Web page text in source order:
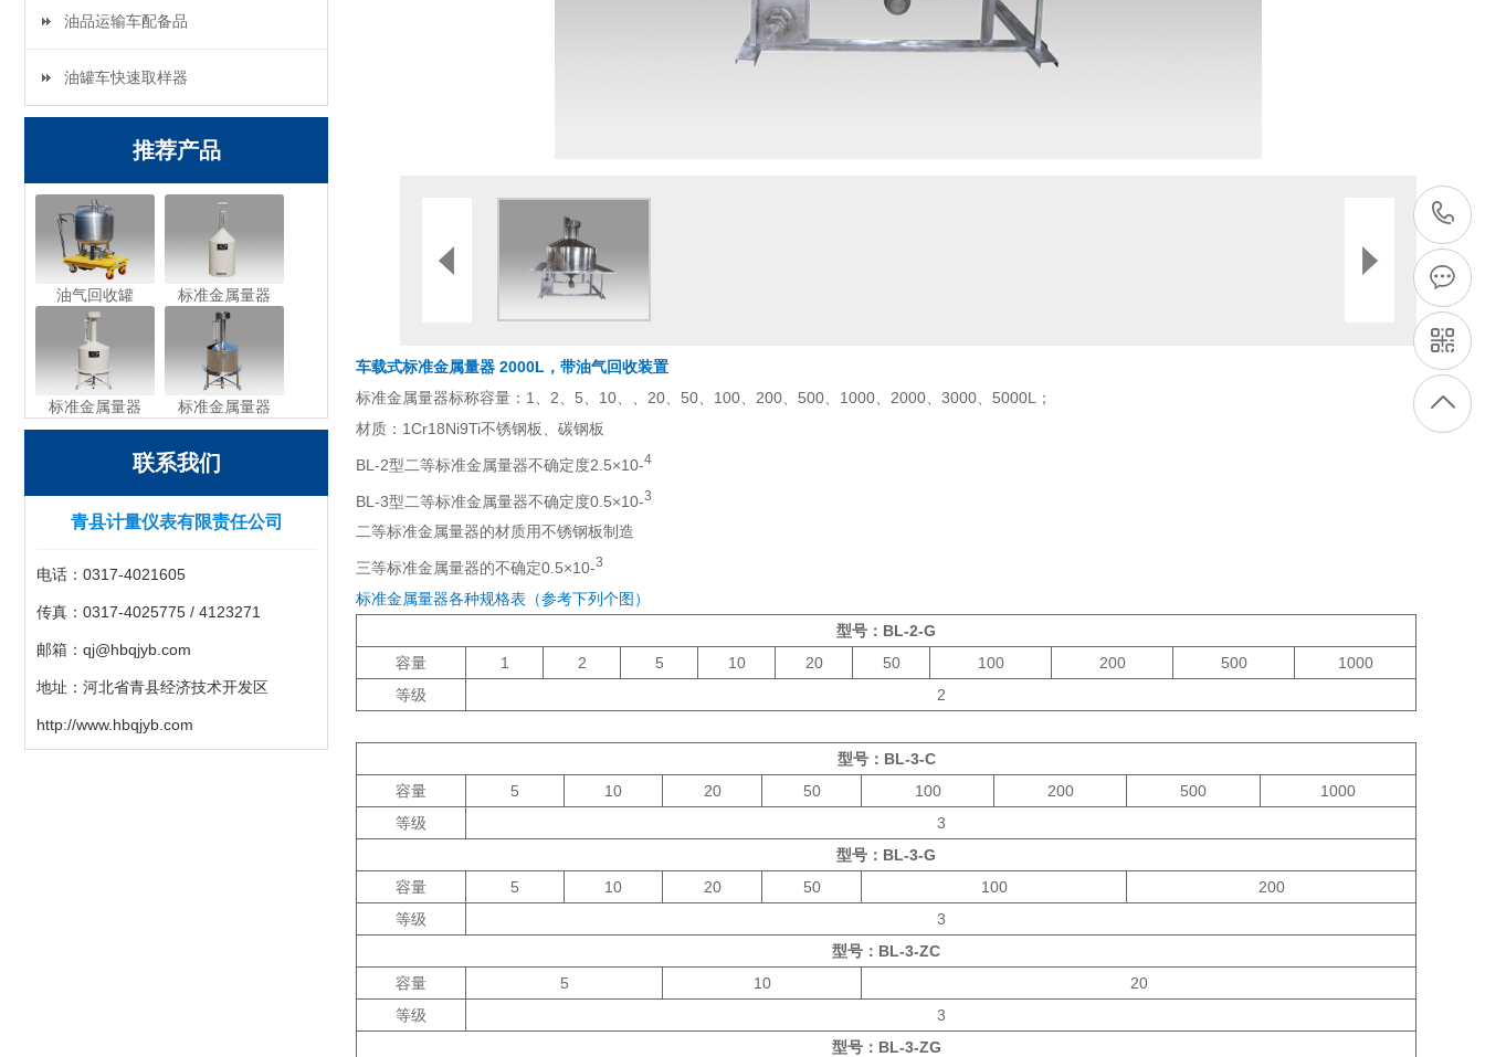
油品运输车配备品
油罐车快速取样器
推荐产品
油气回收罐 标准金属量器
标准金属量器 标准金属量器
联系我们
青县计量仪表有限责任公司
电话：0317-4021605
传真：0317-4025775 / 4123271
邮箱：qj@hbqjyb.com
地址：河北省青县经济技术开发区
http://www.hbqjyb.com
车载式标准金属量器 2000L，带油气回收装置
标准金属量器标称容量：1、2、5、10、、20、50、100、200、500、1000、2000、3000、5000L；
材质：1Cr18Ni9Ti不锈钢板、碳钢板
BL-2型二等标准金属量器不确定度2.5×10-4
BL-3型二等标准金属量器不确定度0.5×10-3
二等标准金属量器的材质用不锈钢板制造
三等标准金属量器的不确定0.5×10-3
标准金属量器各种规格表（参考下列个图）
型号：BL-2-G
容量
1 2 5 10 20 50 100 200 500
1000
等级
2
型号：BL-3-C
容量
5 10 20 50 100 200 500
1000
等级
3
型号：BL-3-G
容量
5 10 20 50 100
200
等级
3
型号：BL-3-ZC
容量
5 10
20
等级
3
型号：BL-3-ZG